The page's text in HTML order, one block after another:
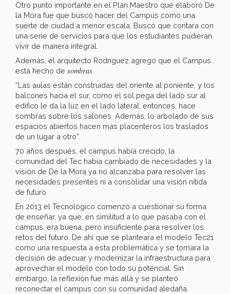
Otro punto importante en el Plan Maestro que elaboró De
la Mora fue que buscó hacer del Campus como una
suerte de ciudad a menor escala. Buscó que contara con
una serie de servicios para que los estudiantes pudieran
vivir de manera integral.
Además, el arquitecto Rodríguez agregó que el Campus
está hecho de sombras
“Las aulas están construidas del oriente al poniente, y los
balcones hacia el sur, como el sol pega del lado sur al
edifico le da la luz en el lado lateral; entonces, hace
sombras sobre los salones. Además, lo arbolado de sus
espacios abiertos hacen más placenteros los traslados
de un lugar a otro”.
70 años después, el campus había crecido, la
comunidad del Tec había cambiado de necesidades y la
visión de De la Mora ya no alcanzaba para resolver las
necesidades presentes ni a consolidar una visión nítida
de futuro.
En 2013 el Tecnológico comenzó a cuestionar su forma
de enseñar, ya que, en similitud a lo que pasaba con el
campus, era buena, pero insuficiente para resolver los
retos del futuro. De ahí que se planteara el modelo Tec21
como una respuesta a esta problemática y se tomara la
decisión de adecuar y modernizar la infraestructura para
aprovechar el modelo con todo su potencial. Sin
embargo, la reflexión fue más allá y se planteó
reconectar el campus con su comunidad aledaña.